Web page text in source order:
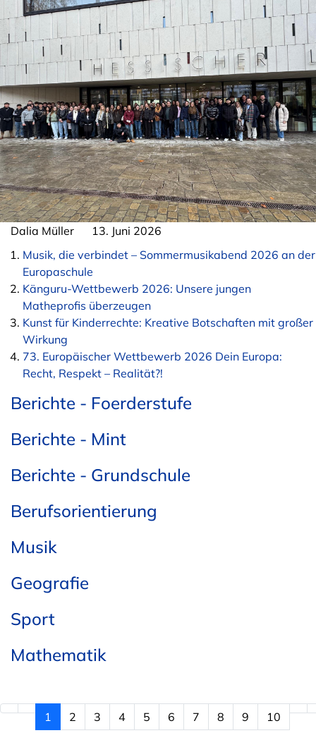
Dalia Müller
13. Juni 2026
Musik, die verbindet – Sommermusikabend 2026 an der
Europaschule
Känguru-Wettbewerb 2026: Unsere jungen
Matheprofis überzeugen
Kunst für Kinderrechte: Kreative Botschaften mit großer
Wirkung
73. Europäischer Wettbewerb 2026 Dein Europa:
Recht, Respekt – Realität?!
Berichte - Foerderstufe
Berichte - Mint
Berichte - Grundschule
Berufsorientierung
Musik
Geografie
Sport
Mathematik
1 2 3 4 5 6 7 8 9 10